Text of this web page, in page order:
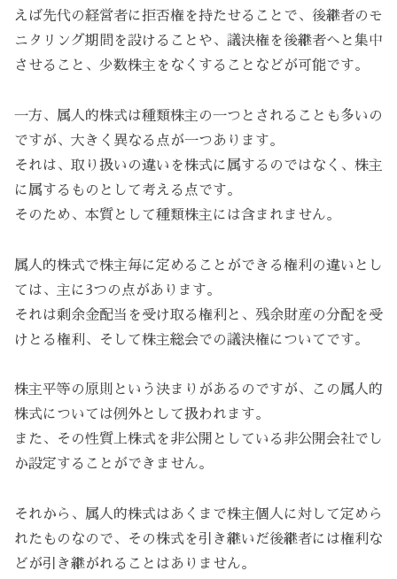
えば先代の経営者に拒否権を持たせることで、後継者のモ
ニタリング期間を設けることや、議決権を後継者へと集中
させること、少数株主をなくすることなどが可能です。
一方、属人的株式は種類株主の一つとされることも多いの
ですが、大きく異なる点が一つあります。
それは、取り扱いの違いを株式に属するのではなく、株主
に属するものとして考える点です。
そのため、本質として種類株主には含まれません。
属人的株式で株主毎に定めることができる権利の違いとし
ては、主に3つの点があります。
それは剰余金配当を受け取る権利と、残余財産の分配を受
けとる権利、そして株主総会での議決権についてです。
株主平等の原則という決まりがあるのですが、この属人的
株式については例外として扱われます。
また、その性質上株式を非公開としている非公開会社でし
か設定することができません。
それから、属人的株式はあくまで株主個人に対して定めら
れたものなので、その株式を引き継いだ後継者には権利な
どが引き継がれることはありません。